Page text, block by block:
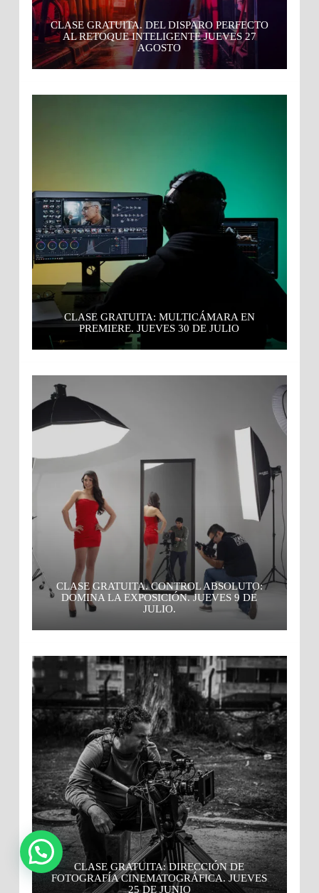
CLASE GRATUITA. DEL DISPARO PERFECTO
AL RETOQUE INTELIGENTE JUEVES 27
AGOSTO
CLASE GRATUITA: MULTICÁMARA EN
PREMIERE. JUEVES 30 DE JULIO
CLASE GRATUITA. CONTROL ABSOLUTO:
DOMINA LA EXPOSICIÓN. JUEVES 9 DE
JULIO.
CLASE GRATUITA: DIRECCIÓN DE
FOTOGRAFÍA CINEMATOGRÁFICA. JUEVES
25 DE JUNIO